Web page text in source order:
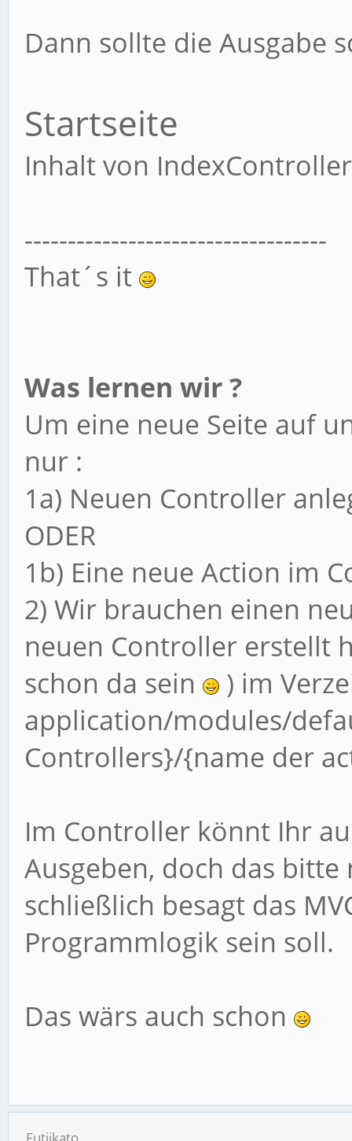
Dann sollte die Ausgabe
Startseite
Inhalt von
-----------------------------------
That´s it
Was lernen wir ?
Um eine neue Seite auf
nur :
1a) Neuen Controller
ODER
1b) Eine neue Action im
2) Wir brauchen einen
neuen Controller erstellt
schon da sein
) im
application/modules/
Controllers}/{name der
Im Controller könnt Ihr
Ausgeben, doch das
schließlich besagt das
Programmlogik sein soll.
Das wärs auch schon
Futjikato